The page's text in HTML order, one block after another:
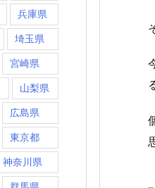
兵庫県
埼玉県
宮崎県
山梨県
広島県
東京都
神奈川県